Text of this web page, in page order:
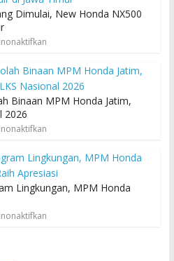
Dimulai, New Honda NX500
Binaan MPM Honda Jatim,
2026
Lingkungan, MPM Honda